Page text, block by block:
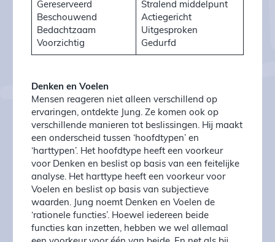
Gereserveerd
Beschouwend
Bedachtzaam
Voorzichtig
Stralend middelpunt
Actiegericht
Uitgesproken
Gedurfd
Denken en Voelen
Mensen reageren niet alleen verschillend op
ervaringen, ontdekte Jung. Ze komen ook op
verschillende manieren tot beslissingen. Hij maakt
een onderscheid tussen ‘hoofdtypen’ en
‘harttypen’. Het hoofdtype heeft een voorkeur
voor Denken en beslist op basis van een feitelijke
analyse. Het harttype heeft een voorkeur voor
Voelen en beslist op basis van subjectieve
waarden. Jung noemt Denken en Voelen de
‘rationele functies’. Hoewel iedereen beide
functies kan inzetten, hebben we wel allemaal